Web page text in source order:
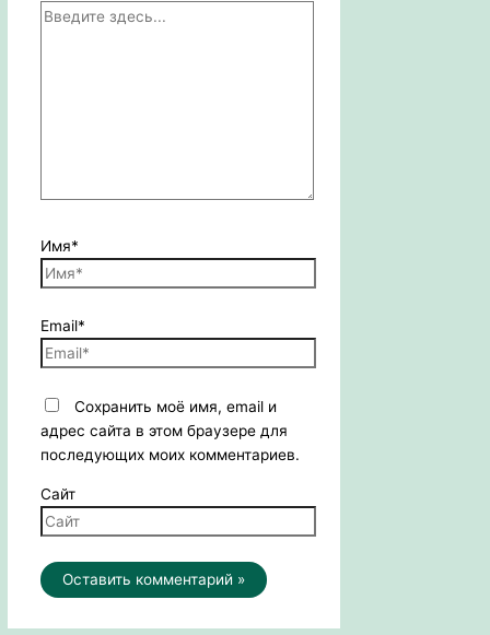
Имя*
Email*
Сохранить моё имя, email и
адрес сайта в этом браузере для
последующих моих комментариев.
Сайт